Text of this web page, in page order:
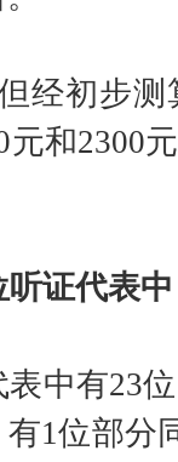
经初步
元和2300
听证代表
表中有23
有1位部分